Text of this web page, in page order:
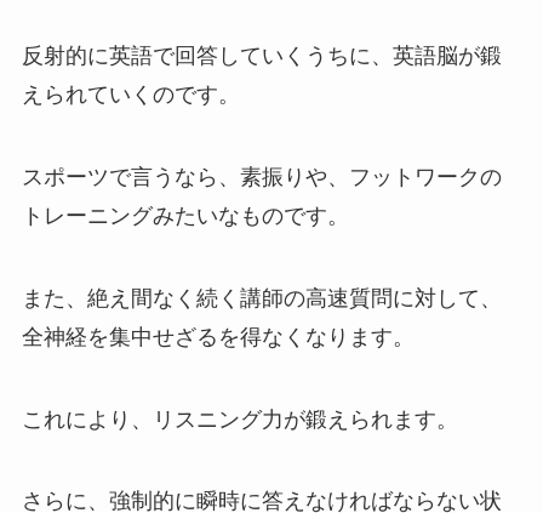
反射的に英語で回答していくうちに、英語脳が鍛
えられていくのです。
スポーツで言うなら、素振りや、フットワークの
トレーニングみたいなものです。
また、絶え間なく続く講師の高速質問に対して、
全神経を集中せざるを得なくなります。
これにより、リスニング力が鍛えられます。
さらに、強制的に瞬時に答えなければならない状